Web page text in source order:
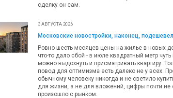
сделку он сам.
3 АВГУСТА 2026
Московские новостройки, наконец,
Ровно шесть месяцев цены на жилье в новых
что-то дало сбой - в июле квадратный метр
можно выдохнуть и присматривать квартиру.
повод для оптимизма есть далеко не у всех.
обычному человеку никогда и не светило
для жизни, а не для вложений, цифры почти не
произошло с рынком.